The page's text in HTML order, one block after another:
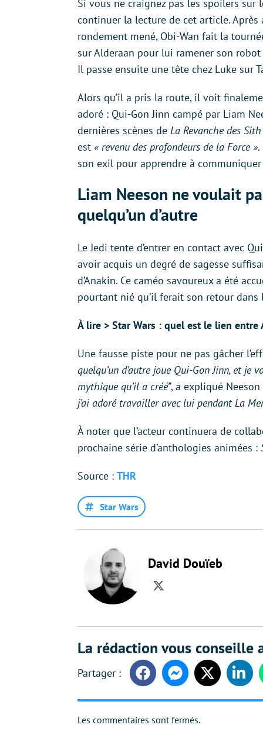
Si vous ne craignez pas les spoilers
continuer la lecture de cet article. Après
rondement mené, Obi-Wan fait la
sur Alderaan pour lui ramener son
Il passe ensuite une tête chez Luke sur
Alors qu’il a pris la route, il voit
adoré : Qui-Gon Jinn campé par Liam
dernières scènes de La Revanche des
est « revenu des profondeurs de la Force »
son exil pour apprendre à
Liam Neeson ne voulait
quelqu’un d’autre
Le Jedi tente d’entrer en contact avec
avoir acquis un degré de sagesse
d’Anakin. Ce caméo savoureux a été
pourtant nié qu’il ferait son retour
À lire > Star Wars : quel est le lien
Une fausse piste pour ne pas gâcher
quelqu’un d’autre joue Qui-Gon Jinn, et
mythique qu’il a créé”, a expliqué
j’ai adoré travailler avec lui pendant La
À noter que l’acteur continuera de
prochaine série d’anthologies animées :
Source : THR
Star Wars
David Douïeb
Twitter
La rédaction vous conseille
FacebookMessengerTwitter
Les commentaires sont fermés.